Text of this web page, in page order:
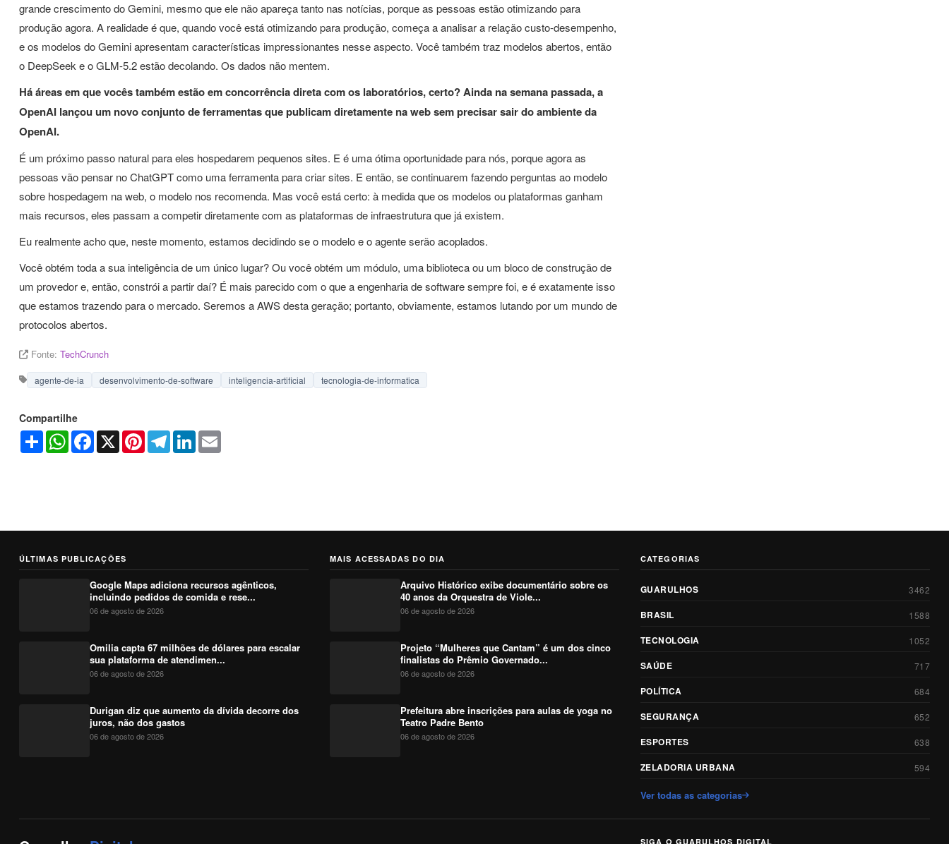
grande crescimento do Gemini, mesmo que ele não apareça tanto nas notícias, porque as pessoas estão otimizando para
produção agora. A realidade é que, quando você está otimizando para produção, começa a analisar a relação custo-desempenho,
e os modelos do Gemini apresentam características impressionantes nesse aspecto. Você também traz modelos abertos, então
o DeepSeek e o GLM-5.2 estão decolando. Os dados não mentem.
Há áreas em que vocês também estão em concorrência direta com os laboratórios, certo? Ainda na semana passada, a
OpenAI lançou um novo conjunto de ferramentas que publicam diretamente na web sem precisar sair do ambiente da
OpenAI.
É um próximo passo natural para eles hospedarem pequenos sites. E é uma ótima oportunidade para nós, porque agora as
pessoas vão pensar no ChatGPT como uma ferramenta para criar sites. E então, se continuarem fazendo perguntas ao modelo
sobre hospedagem na web, o modelo nos recomenda. Mas você está certo: à medida que os modelos ou plataformas ganham
mais recursos, eles passam a competir diretamente com as plataformas de infraestrutura que já existem.
Eu realmente acho que, neste momento, estamos decidindo se o modelo e o agente serão acoplados.
Você obtém toda a sua inteligência de um único lugar? Ou você obtém um módulo, uma biblioteca ou um bloco de construção de
um provedor e, então, constrói a partir daí? É mais parecido com o que a engenharia de software sempre foi, e é exatamente isso
que estamos trazendo para o mercado. Seremos a AWS desta geração; portanto, obviamente, estamos lutando por um mundo de
protocolos abertos.
Fonte: TechCrunch
agente-de-ia desenvolvimento-de-software inteligencia-artificial tecnologia-de-informatica
Compartilhe
Share WhatsAppFacebook
X PinterestTelegramLinkedIn
ÚLTIMAS PUBLICAÇÕES
Google Maps adiciona recursos agênticos,
incluindo pedidos de comida e rese...
06 de agosto de 2026
Omilia capta 67 milhões de dólares para escalar
sua plataforma de atendimen...
06 de agosto de 2026
Durigan diz que aumento da dívida decorre dos
juros, não dos gastos
06 de agosto de 2026
MAIS ACESSADAS DO DIA
Arquivo Histórico exibe documentário sobre os
40 anos da Orquestra de Viole...
06 de agosto de 2026
Projeto “Mulheres que Cantam” é um dos cinco
finalistas do Prêmio Governado...
06 de agosto de 2026
Prefeitura abre inscrições para aulas de yoga no
Teatro Padre Bento
06 de agosto de 2026
CATEGORIAS
GUARULHOS 3462
BRASIL 1588
TECNOLOGIA 1052
SAÚDE 717
POLÍTICA 684
SEGURANÇA 652
ESPORTES 638
ZELADORIA URBANA 594
Ver todas as categorias
SIGA O GUARULHOS DIGITAL